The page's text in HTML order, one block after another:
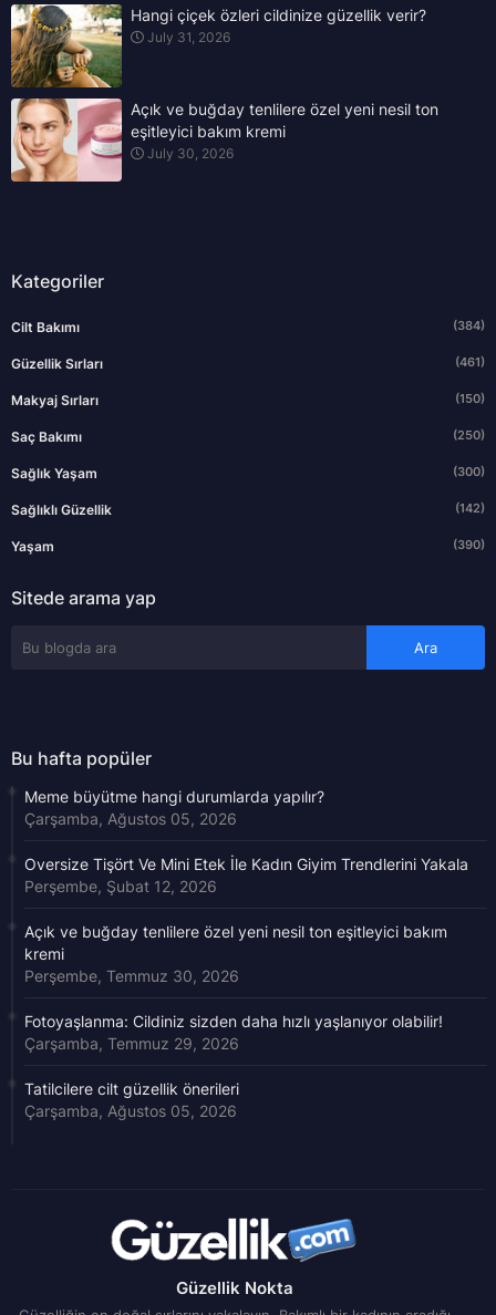
Hangi çiçek özleri cildinize güzellik verir?
July 31, 2026
Açık ve buğday tenlilere özel yeni nesil ton
eşitleyici bakım kremi
July 30, 2026
Kategoriler
Cilt Bakımı (384)
Güzellik Sırları (461)
Makyaj Sırları (150)
Saç Bakımı (250)
Sağlık Yaşam (300)
Sağlıklı Güzellik (142)
Yaşam (390)
Sitede arama yap
Bu hafta popüler
Meme büyütme hangi durumlarda yapılır?
Çarşamba, Ağustos 05, 2026
Oversize Tişört Ve Mini Etek İle Kadın Giyim Trendlerini Yakala
Perşembe, Şubat 12, 2026
Açık ve buğday tenlilere özel yeni nesil ton eşitleyici bakım
kremi
Perşembe, Temmuz 30, 2026
Fotoyaşlanma: Cildiniz sizden daha hızlı yaşlanıyor olabilir!
Çarşamba, Temmuz 29, 2026
Tatilcilere cilt güzellik önerileri
Çarşamba, Ağustos 05, 2026
Güzellik Nokta